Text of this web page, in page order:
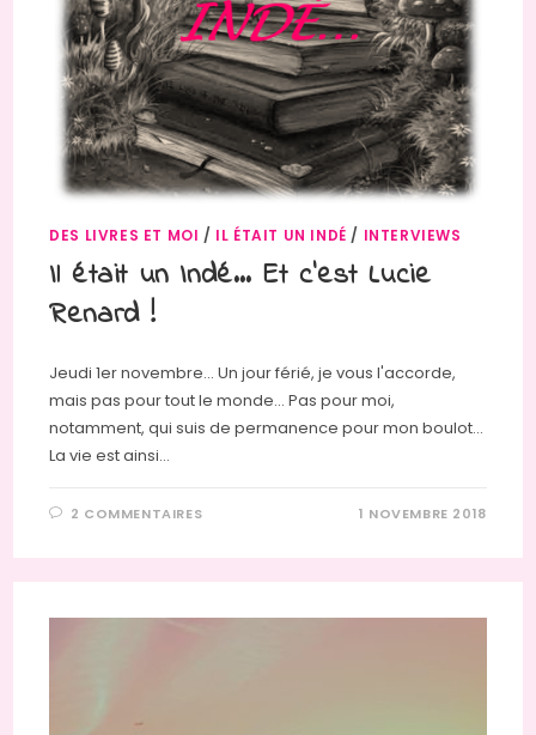
DES LIVRES ET MOI / IL ÉTAIT UN INDÉ / INTERVIEWS
Il était un Indé… Et c’est Lucie
Renard !
Jeudi 1er novembre... Un jour férié, je vous l'accorde,
mais pas pour tout le monde... Pas pour moi,
notamment, qui suis de permanence pour mon boulot...
La vie est ainsi…
2 COMMENTAIRES 1 NOVEMBRE 2018